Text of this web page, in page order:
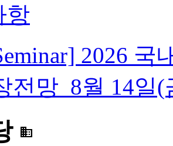
항
2026 국
전망_8월 14일(
domain